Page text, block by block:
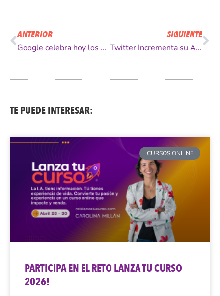
ANTERIOR
Google celebra hoy los 57 años del Codigo de Barra
SIGUIENTE
Twitter Incrementa su Arsenal para Atacar a los Spammers
TE PUEDE INTERESAR:
CURSOS ONLINE
PARTICIPA EN EL RETO LANZA TU CURSO
2026!